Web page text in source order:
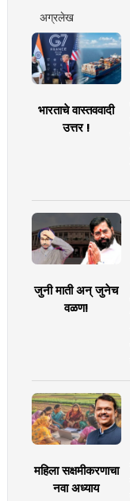
अग्रलेख
भारताचे वास्तववादी
उत्तर !
जुनी माती अन् जुनेच
वळण!
महिला सक्षमीकरणाचा
नवा अध्याय